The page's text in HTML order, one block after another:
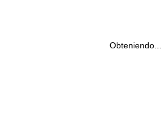
Obteniendo...